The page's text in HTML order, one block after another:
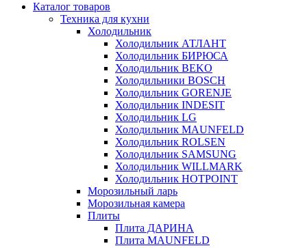
Каталог товаров
Техника для кухни
Холодильник
Холодильник АТЛАНТ
Холодильник БИРЮСА
Холодильник BEKO
Холодильники BOSCH
Холодильник GORENJE
Холодильник INDESIT
Холодильник LG
Холодильник MAUNFELD
Холодильник ROLSEN
Холодильник SAMSUNG
Холодильник WILLMARK
Холодильник HOTPOINT
Морозильный ларь
Морозильная камера
Плиты
Плита ДАРИНА
Плита MAUNFELD